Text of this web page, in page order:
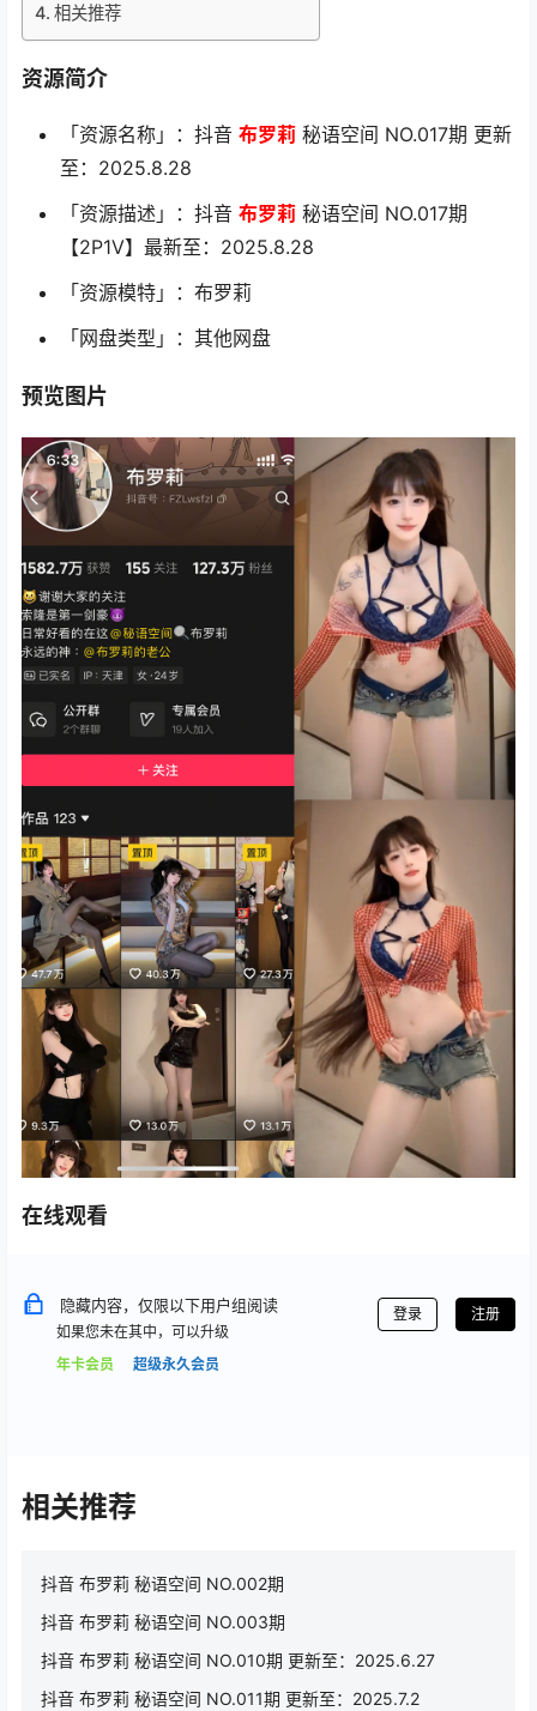
相关推荐
资源简介
「资源名称」：抖音 布罗莉 秘语空间 NO.017期 更新
至：2025.8.28
「资源描述」：抖音 布罗莉 秘语空间 NO.017期
【2P1V】最新至：2025.8.28
「资源模特」：布罗莉
「网盘类型」：其他网盘
预览图片
在线观看
隐藏内容，仅限以下用户组阅读
如果您未在其中，可以升级
年卡会员
超级永久会员
登录 注册
相关推荐
抖音 布罗莉 秘语空间 NO.002期
抖音 布罗莉 秘语空间 NO.003期
抖音 布罗莉 秘语空间 NO.010期 更新至：2025.6.27
抖音 布罗莉 秘语空间 NO.011期 更新至：2025.7.2